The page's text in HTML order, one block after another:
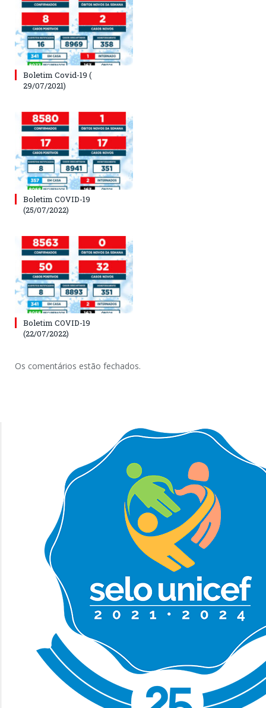
Boletim Covid-19 (
29/07/2021)
Boletim COVID-19
(25/07/2022)
Boletim COVID-19
(22/07/2022)
Os comentários estão fechados.